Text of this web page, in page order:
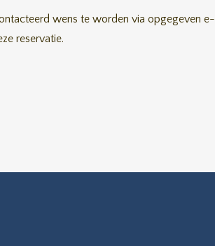
wens te worden via opgegeven e-
reservatie.